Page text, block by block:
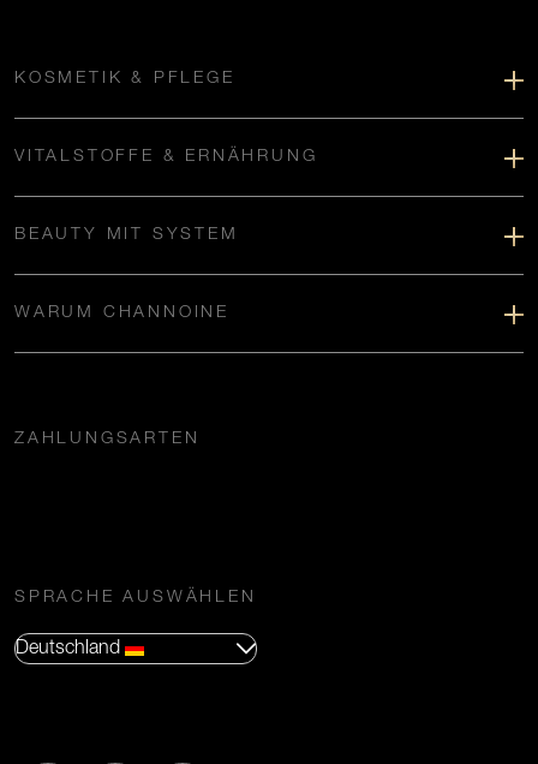
KOSMETIK & PFLEGE
VITALSTOFFE & ERNÄHRUNG
BEAUTY MIT SYSTEM
WARUM CHANNOINE
ZAHLUNGSARTEN
SPRACHE AUSWÄHLEN
Deutschland